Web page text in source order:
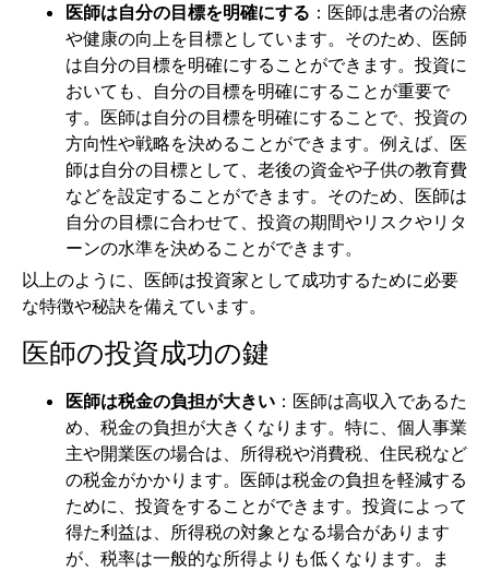
医師は自分の目標を明確にする ：医師は患者の治療
や健康の向上を目標としています。そのため、医師
は自分の目標を明確にすることができます。投資に
おいても、自分の目標を明確にすることが重要で
す。医師は自分の目標を明確にすることで、投資の
方向性や戦略を決めることができます。例えば、医
師は自分の目標として、老後の資金や子供の教育費
などを設定することができます。そのため、医師は
自分の目標に合わせて、投資の期間やリスクやリタ
ーンの水準を決めることができます。
以上のように、医師は投資家として成功するために必要
な特徴や秘訣を備えています。
医師の投資成功の鍵
医師は税金の負担が大きい ：医師は高収入であるた
め、税金の負担が大きくなります。特に、個人事業
主や開業医の場合は、所得税や消費税、住民税など
の税金がかかります。医師は税金の負担を軽減する
ために、投資をすることができます。投資によって
得た利益は、所得税の対象となる場合があります
が、税率は一般的な所得よりも低くなります。ま